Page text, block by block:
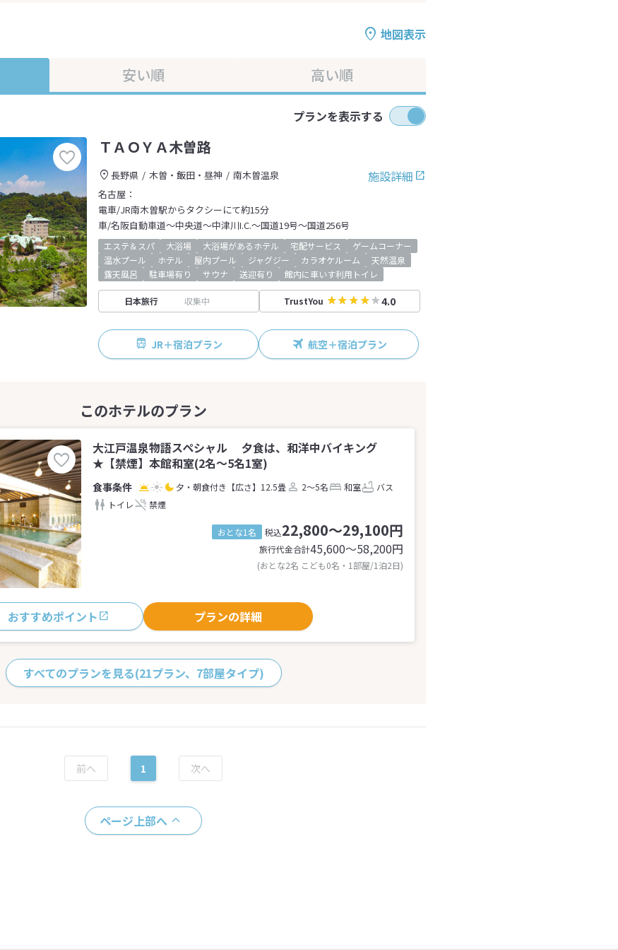
地図表示
安い順 高い順
プランを表示する
ＴＡＯＹＡ木曽路
施設詳細
長野県 木曽・飯田・昼神
南木曽温泉
名古屋：
電車/JR南木曽駅からタクシーにて約15分
車/名阪自動車道～中央道～中津川I.C.～国道19号～国道256号
エステ＆スパ 大浴場 大浴場があるホテル 宅配サービス
ゲームコーナー
温水プール
ホテル 屋内プール ジャグジー カラオケルーム
天然温泉
露天風呂
駐車場有り サウナ 送迎有り 館内に車いす利用トイレ
日本旅行 収集中 TrustYou 4.0
JR＋宿泊プラン 航空＋宿泊プラン
大江戸温泉物語スペシャル 夕食は、和洋中バイキング
★【禁煙】本館和室(2名～5名1室)
夕・朝食付き 【広さ】12.5畳 2～5名 和室
バス
トイレ
禁煙
おとな1名 税込22,800～29,100円
旅行代金合計45,600〜58,200円
(おとな2名 こども0名・1部屋/1泊2日)
おすすめポイント プランの詳細
すべてのプランを見る(21プラン、7部屋タイプ)
1
ページ上部へ